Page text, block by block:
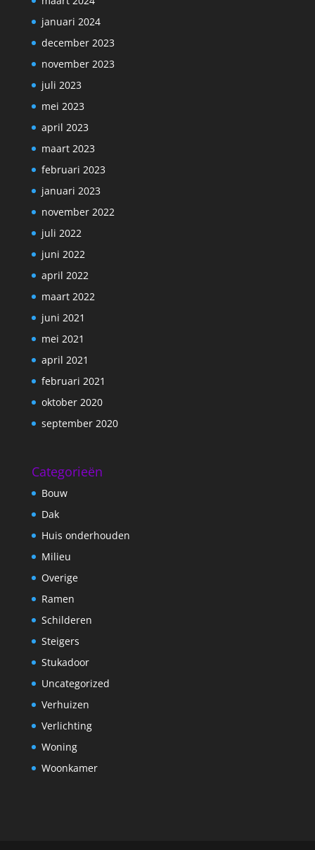
januari 2024
december 2023
november 2023
juli 2023
mei 2023
april 2023
maart 2023
februari 2023
januari 2023
november 2022
juli 2022
juni 2022
april 2022
maart 2022
juni 2021
mei 2021
april 2021
februari 2021
oktober 2020
september 2020
Categorieën
Bouw
Dak
Huis onderhouden
Milieu
Overige
Ramen
Schilderen
Steigers
Stukadoor
Uncategorized
Verhuizen
Verlichting
Woning
Woonkamer